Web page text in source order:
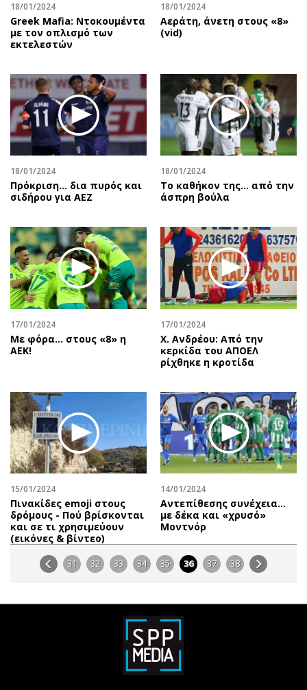
18/01/2024
Greek Mafia: Ντοκουμέντα
με τον οπλισμό των
εκτελεστών
18/01/2024
Αεράτη, άνετη στους «8»
(vid)
18/01/2024
Πρόκριση... δια πυρός και
σιδήρου για ΑΕΖ
18/01/2024
Το καθήκον της... από την
άσπρη βούλα
17/01/2024
Με φόρα… στους «8» η
ΑΕΚ!
17/01/2024
Χ. Ανδρέου: Από την
κερκίδα του ΑΠΟΕΛ
ρίχθηκε η κροτίδα
15/01/2024
Πινακίδες emoji στους
δρόμους - Πού βρίσκονται
και σε τι χρησιμεύουν
(εικόνες & βίντεο)
14/01/2024
Αντεπίθεσης συνέχεια…
με δέκα και «χρυσό»
Μοντνόρ
31 32 33 34 35 36 37 38